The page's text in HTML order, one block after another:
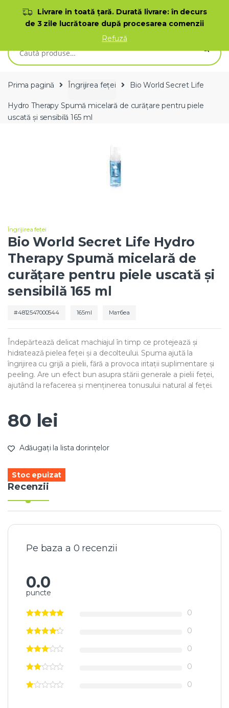
Prima pagină Îngrijirea feței Bio World Secret Life
Hydro Therapy Spumă micelară de curățare pentru piele
uscată și sensibilă 165 ml
Îngrijirea feței
Bio World Secret Life Hydro
Therapy Spumă micelară de
curățare pentru piele uscată și
sensibilă 165 ml
4812547000544 165ml Матбеа
Stoc epuizat
Îndepărtează delicat machiajul în timp ce protejează și
hidratează pielea feței și a decolteului. Spuma ajută la
îngrijirea cu grijă a pielii, fără a provoca iritații suplimentare și
peeling. Are un efect bun asupra stării generale a pielii feței,
ajutând la refacerea și menținerea tonusului natural al feței.
80 lei
Adăugați la lista dorințelor
Recenzii
Pe baza a 0 recenzii
0.0
puncte
0
0
0
0
0
Livrare in toată ţară. Durată livrare: în decurs
de 3 zile lucrătoare după procesarea comenzii
Refuză